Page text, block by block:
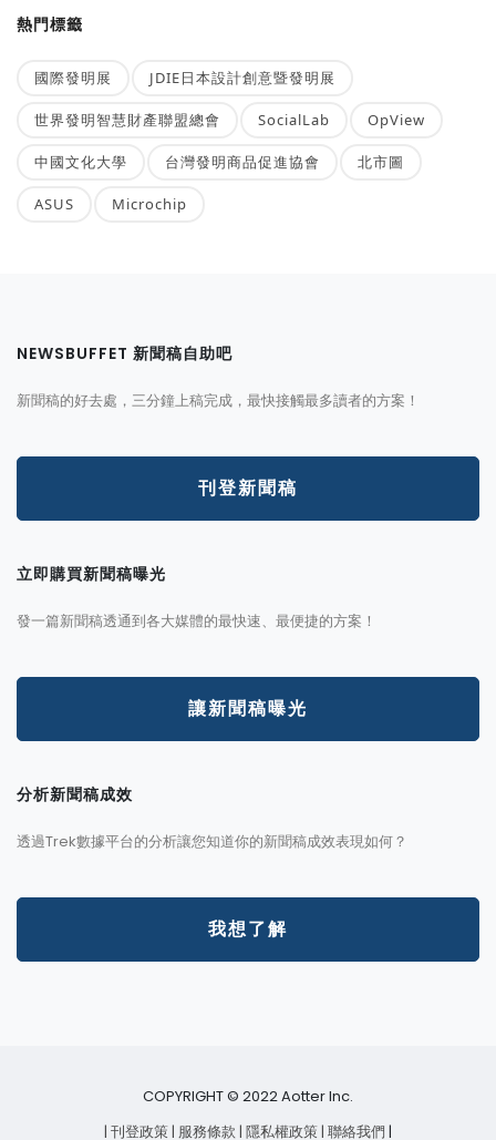
熱門標籤
國際發明展 JDIE日本設計創意暨發明展
世界發明智慧財產聯盟總會 SocialLab OpView
中國文化大學 台灣發明商品促進協會 北市圖
ASUS Microchip
NEWSBUFFET 新聞稿自助吧
新聞稿的好去處，三分鐘上稿完成，最快接觸最多讀者的方案！
刊登新聞稿
立即購買新聞稿曝光
發一篇新聞稿透通到各大媒體的最快速、最便捷的方案！
讓新聞稿曝光
分析新聞稿成效
透過Trek數據平台的分析讓您知道你的新聞稿成效表現如何？
我想了解
COPYRIGHT © 2022 Aotter Inc.
| 刊登政策| 服務條款| 隱私權政策| 聯絡我們 |